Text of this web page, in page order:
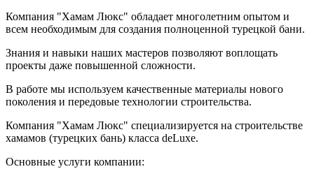
Компания "Хамам Люкс" обладает многолетним опытом и
всем необходимым для создания полноценной турецкой бани.
Знания и навыки наших мастеров позволяют воплощать
проекты даже повышенной сложности.
В работе мы используем качественные материалы нового
поколения и передовые технологии строительства.
Компания "Хамам Люкс" специализируется на строительстве
хамамов (турецких бань) класса deLuxe.
Основные услуги компании: